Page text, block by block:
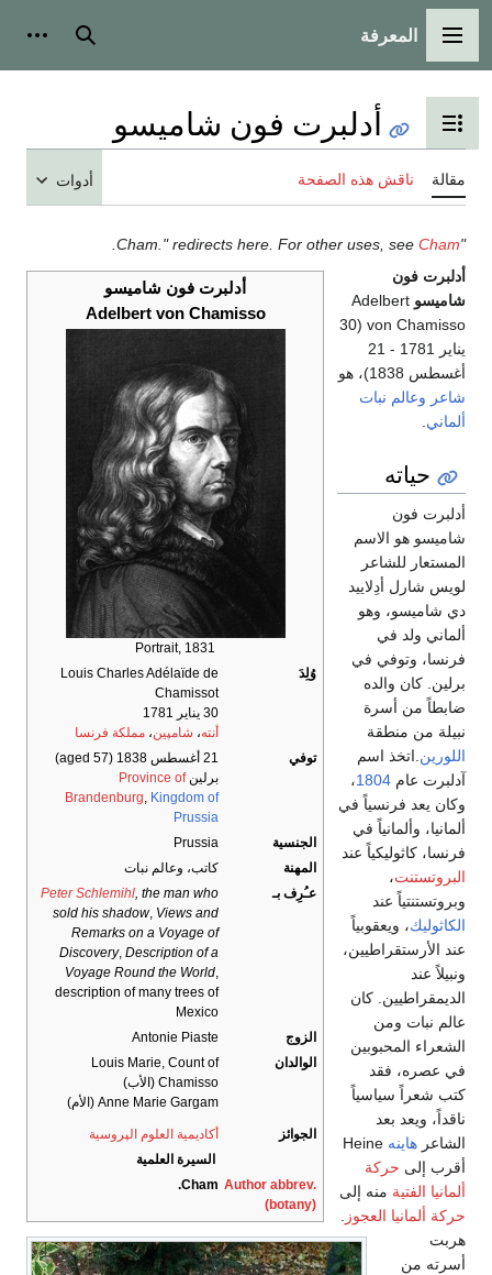
القائمة الرئيسية
المعرفة بحث
تبديل عرض جدول المحتويات
أدلبرت فون شاميسو
مقالة ناقش هذه الصفحة أدوات
"Cham." redirects here. For other uses, see
Cham
أدلبرت فون شاميسو
Adelbert von Chamisso
Portrait, 1831
وُلِدَ
Louis Charles Adélaïde de
Chamissot
30 يناير 1781
أنته، شامپين، مملكة فرنسا
توفي
21 أغسطس 1838
(aged 57)
برلينProvince of
Brandenburg, Kingdom of
Prussia
الجنسية
Prussia
المهنة
كاتب، وعالم نبات
عـُرِف بـ
Peter Schlemihl, the man who
sold his shadow, Views and
Remarks on a Voyage of
Discovery, Description of a
Voyage Round the World,
description of many trees of
Mexico
الزوج
Antonie Piaste
الوالدان
Louis Marie, Count of
Chamisso (الأب)
Anne Marie Gargam (الأم)
الجوائز
أكاديمية العلوم الپروسية
السيرة العلمية
Author abbrev.
(botany)
Cham.
أدلبرت فون
شاميسو Adelbert
von Chamisso (30
يناير 1781 - 21
أغسطس 1838)، هو
شاعر وعالم نبات
ألماني
حياته
أدلبرت فون
شاميسو هو الاسم
المستعار للشاعر
لويس شارل أدِلاييد
دي شاميسو، وهو
ألماني ولد في
فرنسا، وتوفي في
برلين. كان والده
ضابطاً من أسرة
نبيلة من منطقة
اللورين.اتخذ اسم
آدلبرت عام 1804،
وكان يعد فرنسياً في
ألمانيا، وألمانياً في
فرنسا، كاثوليكياً عند
البروتستنت،
وبروتستنتياً عند
الكاثوليك، ويعقوبياً
عند الأرستقراطيين،
ونبيلاً عند
الديمقراطيين. كان
عالم نبات ومن
الشعراء المحبوبين
في عصره، فقد
كتب شعراً سياسياً
ناقداً، ويعد بعد
الشاعر هاينه Heine
أقرب إلى حركة
ألمانيا الفتية منه إلى
حركة ألمانيا العجوز .
هربت
أسرته من